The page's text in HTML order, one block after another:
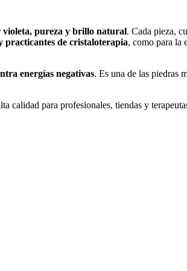
violeta, pureza y brillo natural. Cada pieza,
practicantes de cristaloterapia, como para la
energías negativas. Es una de las piedras
calidad para profesionales, tiendas y